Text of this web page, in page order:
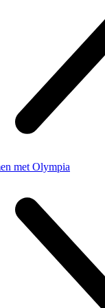
met Olympia